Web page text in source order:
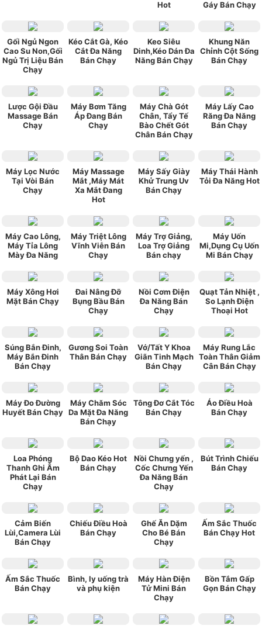
Hot
Gáy Bán Chạy
Gối Ngủ Ngon
Cao Su Non,Gối
Ngủ Trị Liệu Bán
Chạy
Kéo Cắt Gà, Kéo
Cắt Đa Năng
Bán Chạy
Keo Siêu
Dinh,Kéo Dán Đa
Năng Bán Chạy
Khung Năn
Chỉnh Cột Sống
Bán Chạy
Lược Gội Đầu
Massage Bán
Chạy
Máy Bơm Tăng
Áp Đang Bán
Chạy
Máy Chà Gót
Chân, Tẩy Tế
Bào Chết Gót
Chân Bán Chạy
Máy Lấy Cao
Răng Đa Năng
Bán Chạy
Máy Lọc Nước
Tại Vòi Bán
Chạy
Máy Massage
Mắt ,Máy Mát
Xa Mắt Đang
Hot
Máy Sấy Giày
Khử Trung Uv
Bán Chạy
Máy Thái Hành
Tỏi Đa Năng Hot
Máy Cao Lông,
Máy Tỉa Lông
Mày Đa Năng
Máy Triệt Lông
Vĩnh Viễn Bán
Chạy
Máy Trợ Giảng,
Loa Trợ Giảng
Bán chạy
Máy Uốn
Mi,Dụng Cụ Uốn
Mi Bán Chạy
Máy Xông Hơi
Mặt Bán Chạy
Đai Nâng Đỡ
Bụng Bầu Bán
Chạy
Nồi Cơm Điện
Đa Năng Bán
Chạy
Quạt Tản Nhiệt ,
So Lạnh Điện
Thoại Hot
Súng Bắn Đinh,
Máy Bắn Đinh
Bán Chạy
Gương Soi Toàn
Thân Bán Chạy
Vớ/Tất Y Khoa
Giãn Tinh Mạch
Bán Chạy
Máy Rung Lắc
Toàn Thân Giảm
Cân Bán Chạy
Máy Đo Đường
Huyết Bán Chạy
Máy Chăm Sóc
Da Mặt Đa Năng
Bán Chạy
Tông Đơ Cắt Tóc
Bán Chạy
Áo Điều Hoà
Bán Chạy
Loa Phóng
Thanh Ghi Âm
Phát Lại Bán
Chạy
Bộ Dao Kéo Hot
Bán Chạy
Nồi Chưng yến ,
Cốc Chưng Yến
Đa Năng Bán
Chạy
Bút Trình Chiếu
Bán Chạy
Cảm Biến
Lùi,Camera Lùi
Bán Chạy
Chiếu Điều Hoà
Bán Chạy
Ghế Ăn Dặm
Cho Bé Bán
Chạy
Ấm Sắc Thuốc
Bán Chạy Hot
Ấm Sắc Thuốc
Bán Chạy
Bình, ly uống trà
và phụ kiện
Máy Hàn Điện
Tử Mini Bán
Chạy
Bồn Tắm Gấp
Gọn Bán Chạy